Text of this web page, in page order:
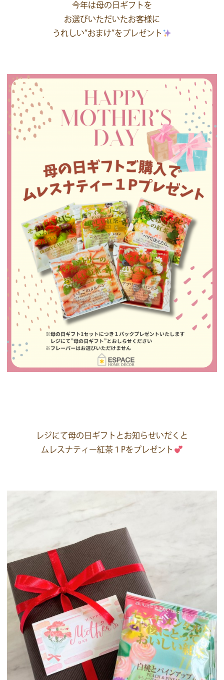
今年は母の日ギフトを
お選びいただいたお客様に
うれしい”おまけ”をプレゼント
レジにて母の日ギフトとお知らせいだくと
ムレスナティー紅茶１Pをプレゼント